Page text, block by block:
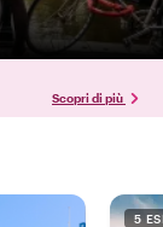
Scopri di più
5